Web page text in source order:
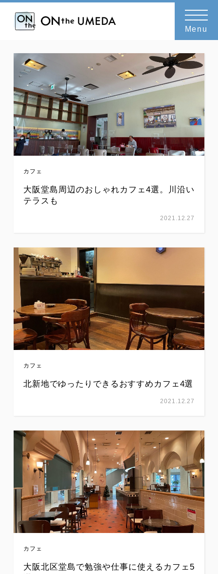
Menu
CATEGORY or TAG
カフェ
カフェ
大阪堂島周辺のおしゃれカフェ4選。川沿い
テラスも
2021.12.27
カフェ
北新地でゆったりできるおすすめカフェ4選
2021.12.27
カフェ
大阪北区堂島で勉強や仕事に使えるカフェ5